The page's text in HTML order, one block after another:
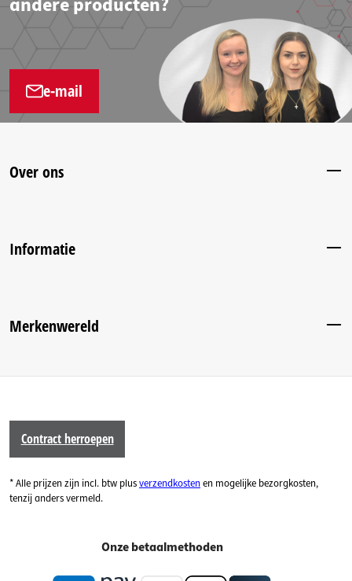
e-mail
Over ons
Informatie
Merkenwereld
Contract herroepen
* Alle prijzen zijn incl. btw plusverzendkostenen mogelijke bezorgkosten,
tenzij anders vermeld.
Onze betaalmethoden